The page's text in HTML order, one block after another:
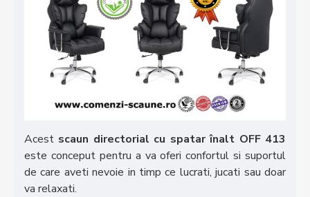
Acest scaun directorial cu spatar înalt OFF 413
este conceput pentru a va oferi confortul si suportul
de care aveti nevoie in timp ce lucrati, jucati sau doar
va relaxati.